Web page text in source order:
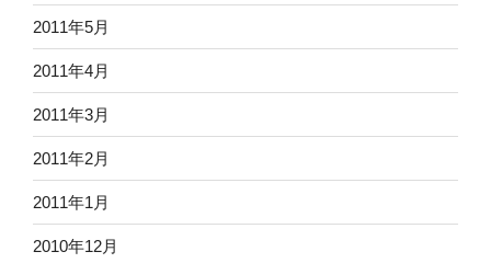
2011年5月
2011年4月
2011年3月
2011年2月
2011年1月
2010年12月